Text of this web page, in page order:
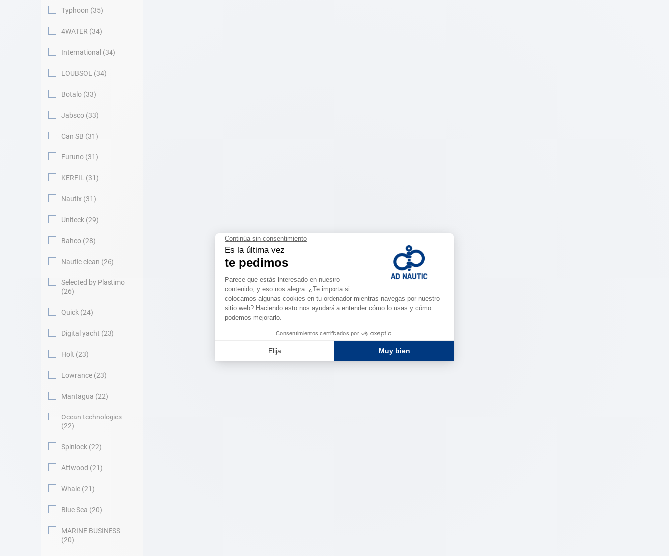
Typhoon 35
4WATER 34
International 34
LOUBSOL 34
Botalo 33
Jabsco 33
Can SB 31
Furuno 31
KERFIL 31
Nautix 31
Uniteck 29
Bahco 28
Nautic clean 26
Selected by Plastimo
26
Quick 24
Digital yacht 23
Holt 23
Lowrance 23
Mantagua 22
Ocean technologies
22
Spinlock 22
Attwood 21
Whale 21
Blue Sea 20
MARINE BUSINESS
20